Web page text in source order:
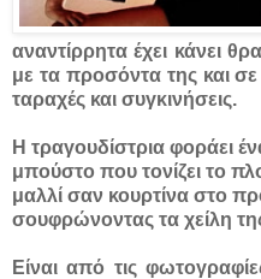
αναντίρρητα έχει κάνει
με τα προσόντα της και
ταραχές και συγκινήσεις.
Η τραγουδίστρια φοράει
μπούστο που τονίζει το
μαλλί σαν κουρτίνα στο
σουφρώνοντας τα χείλη
Είναι από τις